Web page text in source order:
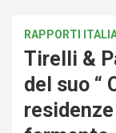
RAPPORTI
Tirelli &
del suo “